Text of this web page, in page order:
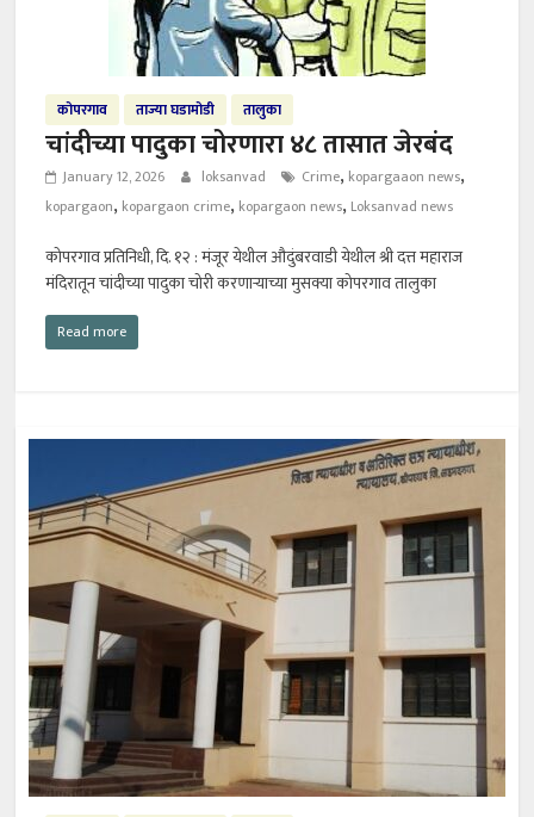
कोपरगाव ताज्या घडामोडी तालुका
चांदीच्या पादुका चोरणारा ४८ तासात जेरबंद
January 12, 2026 loksanvad Crime, kopargaaon news,
kopargaon, kopargaon crime, kopargaon news, Loksanvad news
कोपरगाव प्रतिनिधी, दि. १२ : मंजूर येथील औदुंबरवाडी येथील श्री दत्त महाराज
मंदिरातून चांदीच्या पादुका चोरी करणाऱ्याच्या मुसक्या कोपरगाव तालुका
Read more